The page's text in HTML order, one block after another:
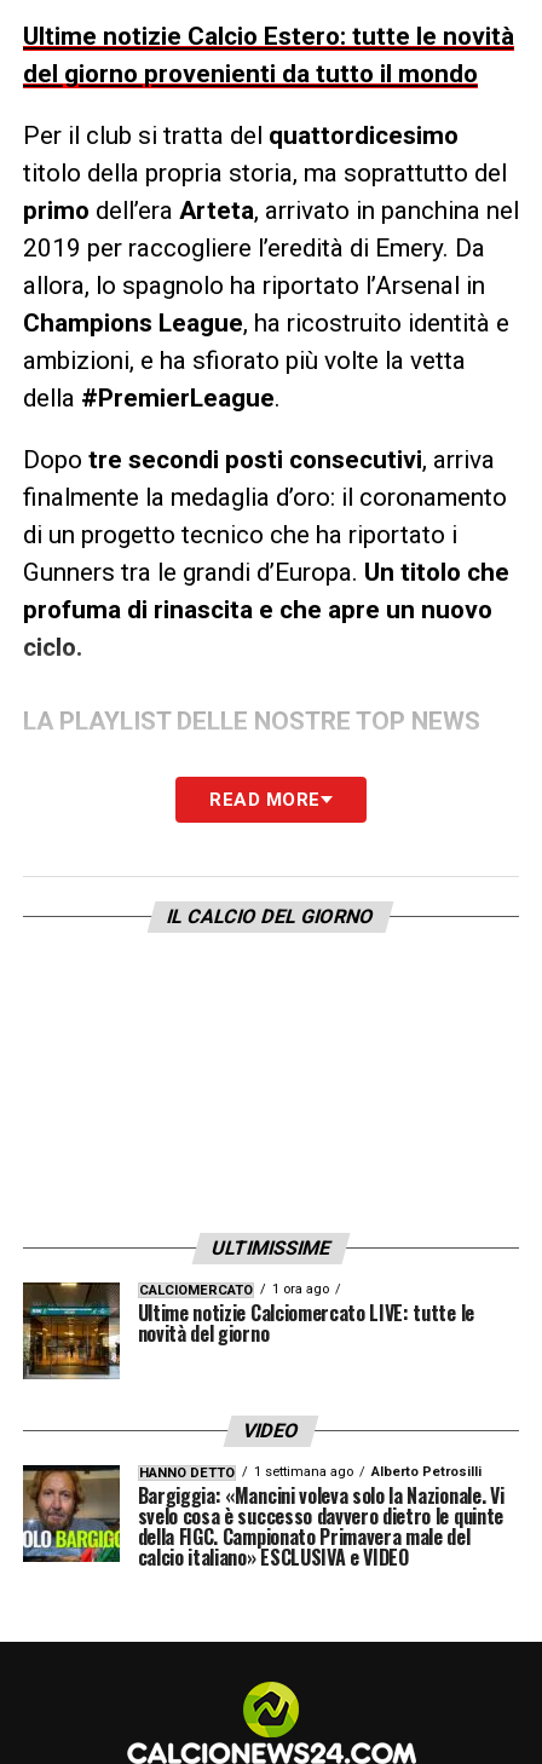
Ultime notizie Calcio Estero: tutte le novità
del giorno provenienti da tutto il mondo
Per il club si tratta del quattordicesimo
titolo della propria storia, ma soprattutto del
primo dell’era Arteta, arrivato in panchina nel
2019 per raccogliere l’eredità di Emery. Da
allora, lo spagnolo ha riportato l’Arsenal in
Champions League, ha ricostruito identità e
ambizioni, e ha sfiorato più volte la vetta
della #PremierLeague.
Dopo tre secondi posti consecutivi, arriva
finalmente la medaglia d’oro: il coronamento
di un progetto tecnico che ha riportato i
Gunners tra le grandi d’Europa. Un titolo che
profuma di rinascita e che apre un nuovo
ciclo.
LA PLAYLIST DELLE NOSTRE TOP NEWS
READ MORE
IL CALCIO DEL GIORNO
ULTIMISSIME
CALCIOMERCATO 1 ora ago
Ultime notizie Calciomercato LIVE: tutte le
novità del giorno
VIDEO
HANNO DETTO 1 settimana ago Alberto Petrosilli
Bargiggia: «Mancini voleva solo la Nazionale. Vi
svelo cosa è successo davvero dietro le quinte
della FIGC. Campionato Primavera male del
calcio italiano» ESCLUSIVA e VIDEO